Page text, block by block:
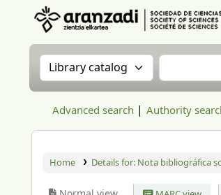
Search the catalog by:Search
Advanced search Authority
Home Details for: Nota bibliográfica